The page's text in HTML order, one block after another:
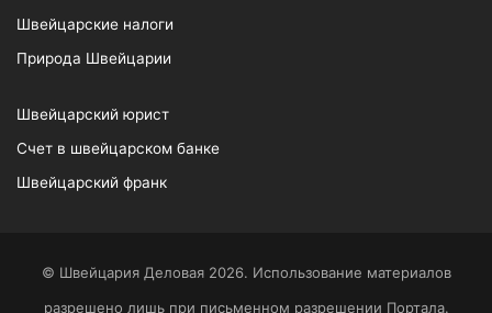
Швейцарские налоги
Природа Швейцарии
Швейцарский юрист
Счет в швейцарском банке
Швейцарский франк
© Швейцария Деловая 2026. Использование материалов
разрешено лишь при письменном разрешении Портала.